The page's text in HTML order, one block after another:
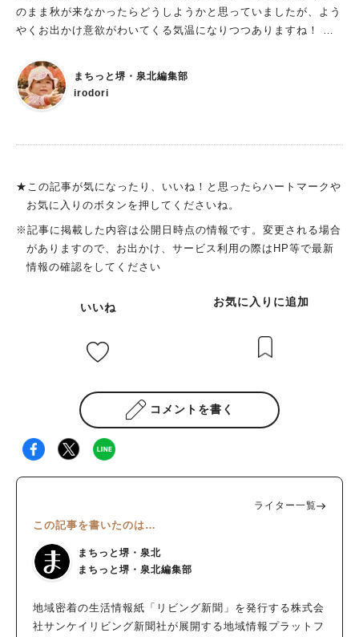
おすすめの魚介類などがオプション（追加料金）で楽しめます。
おすすめは自分で作れるホテルクオリティの焼きそば いろんな
油をひいたアルミ皿に、ビュッフェから調達した、麺と野菜を入
れてBBQコンロの上で炒めながら、特製のソース、塩、コショ
ウをかけてできあがり。食べると、太麺のモチモチ食感がクセに
利。5/31（金）までならこれらの BBQプランがお得に。暖かく
なったこの時季、屋外でこだわりBBQを楽しみませんか？
のまま秋が来なかったらどうしようかと思っていましたが、よう
やくお出かけ意欲がわいてくる気温になりつつありますね！ 秋
紹介します。 堺市とJR西日本では、「海から手繰る堺」をテー
マにした「WESTERで巡る やっぱえぇやん！ 堺旅2024秋 デジ
タルスタンプラリー」を10月8日（火）～12月25日（水）に開
まちっと堺・泉北編集部
irodori
★この記事が気になったり、いいね！と思ったらハートマークや
お気に入りのボタンを押してくださいね。
※記事に掲載した内容は公開日時点の情報です。変更される場合
がありますので、お出かけ、サービス利用の際はHP等で最新
情報の確認をしてください
いいね お気に入りに追加
コメントを書く
ライター一覧
この記事を書いたのは…
まちっと堺・泉北
まちっと堺・泉北編集部
地域密着の生活情報紙「リビング新聞」を発行する株式会
社サンケイリビング新聞社が展開する地域情報プラットフ
人気のキーワード
#泉ヶ丘駅#栂・美木多駅 #光明池駅 #なかもず駅
#あなたはどっち？